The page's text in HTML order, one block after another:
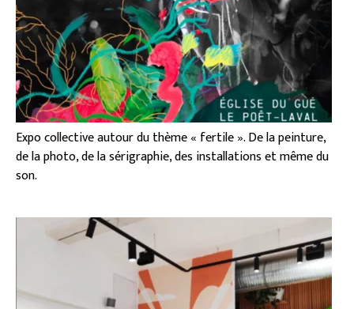
Expo collective autour du thème « fertile ». De la peinture,
de la photo, de la sérigraphie, des installations et même du
son.